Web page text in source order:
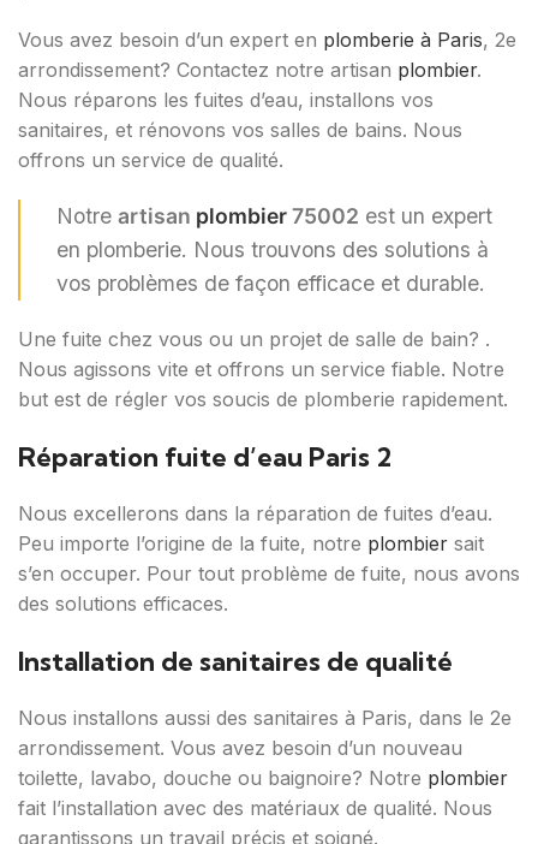
Vous avez besoin d’un expert en plomberie à Paris, 2e
arrondissement? Contactez notre artisan plombier.
Nous réparons les fuites d’eau, installons vos
sanitaires, et rénovons vos salles de bains. Nous
offrons un service de qualité.
Notre artisan plombier75002 est un expert
en plomberie. Nous trouvons des solutions à
vos problèmes de façon efficace et durable.
Une fuite chez vous ou un projet de salle de bain? .
Nous agissons vite et offrons un service fiable. Notre
but est de régler vos soucis de plomberie rapidement.
Réparation fuite d’eau Paris 2
Nous excellerons dans la réparation de fuites d’eau.
Peu importe l’origine de la fuite, notre plombier sait
s’en occuper. Pour tout problème de fuite, nous avons
des solutions efficaces.
Installation de sanitaires de qualité
Nous installons aussi des sanitaires à Paris, dans le 2e
arrondissement. Vous avez besoin d’un nouveau
toilette, lavabo, douche ou baignoire? Notre plombier
fait l’installation avec des matériaux de qualité. Nous
garantissons un travail précis et soigné.